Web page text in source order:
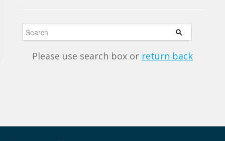
Please use search box or return back